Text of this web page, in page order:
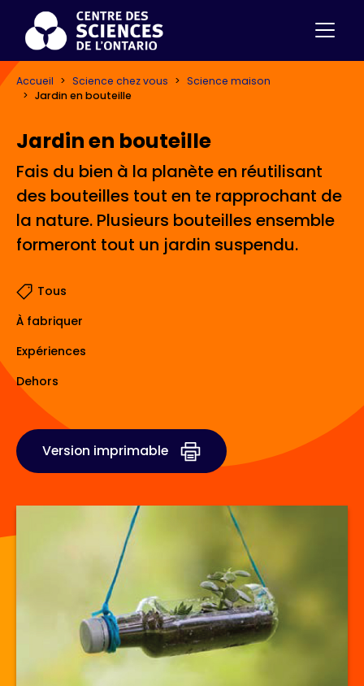
Accueil Science chez vous
Science maison
Jardin en bouteille
Jardin en bouteille
Fais du bien à la planète en réutilisant
des bouteilles tout en te rapprochant de
la nature. Plusieurs bouteilles ensemble
formeront tout un jardin suspendu.
Tous
À fabriquer
Expériences
Dehors
Version imprimable